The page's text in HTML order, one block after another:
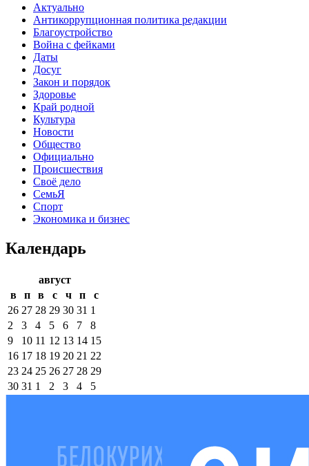
Актуально
Антикоррупционная политика редакции
Благоустройство
Война с фейками
Даты
Досуг
Закон и порядок
Здоровье
Край родной
Культура
Новости
Общество
Официально
Происшествия
Своё дело
СемьЯ
Спорт
Экономика и бизнес
Календарь
август
в
п в с ч п
с
26 27 28 29 30 31 1
2
3 4 5 6 7
8
9
10 11 12 13 14 15
16 17 18 19 20 21 22
23 24 25 26 27 28 29
30 31 1 2 3 4 5